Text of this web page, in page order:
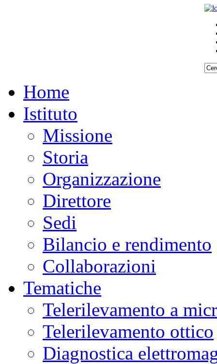
Home
Istituto
Missione
Storia
Organizzazione
Direttore
Sedi
Bilancio e rendimento
Collaborazioni
Tematiche
Telerilevamento a
Telerilevamento ottico
Diagnostica